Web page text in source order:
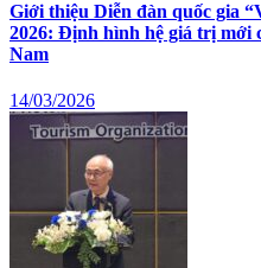
Giới thiệu Diễn đàn quốc gia
2026: Định hình hệ giá trị mới
Nam
14/03/2026